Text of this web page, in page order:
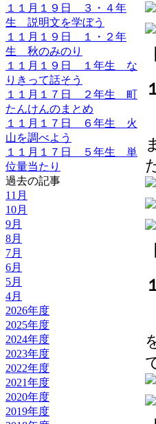
１１月１９日 ３・４年
生 説明文を学ぼう
１１月１９日 １・２年
生 秋のみのり
１１月１９日 １年生 な
りきって話そう
１１月１７日 ２年生 町
たんけんのまとめ
１１月１７日 ６年生 火
山を調べよう
１１月１７日 ５年生 単
位量当たり
過去の記事
11月
10月
9月
8月
7月
6月
5月
4月
2026年度
2025年度
2024年度
2023年度
2022年度
2021年度
2020年度
2019年度